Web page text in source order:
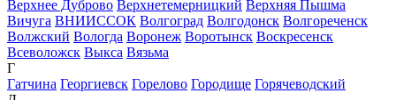
Верхнее Дуброво Верхнетемерницкий Верхняя Пышма
Вичуга ВНИИССОК Волгоград Волгодонск Волгореченск
Волжский Вологда Воронеж Воротынск Воскресенск
Всеволожск Выкса Вязьма
Г
Гатчина Георгиевск Горелово Городище Горячеводский